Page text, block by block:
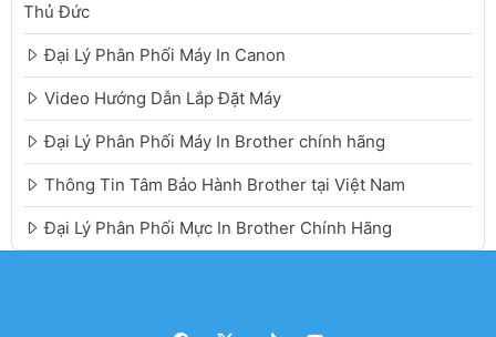
Thủ Đức
Đại Lý Phân Phối Máy In Canon
Video Hướng Dẫn Lắp Đặt Máy
Đại Lý Phân Phối Máy In Brother chính hãng
Thông Tin Tâm Bảo Hành Brother tại Việt Nam
Đại Lý Phân Phối Mực In Brother Chính Hãng